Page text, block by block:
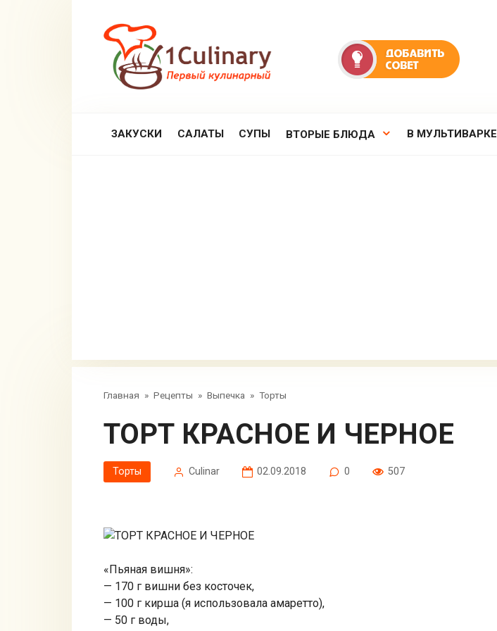
ЗАКУСКИ САЛАТЫ СУПЫ ВТОРЫЕ БЛЮДА В МУЛЬТИВАРКЕ
Главная » Рецепты » Выпечка » Торты
ТОРТ КРАСНОЕ И ЧЕРНОЕ
Торты Сulinar 02.09.2018 0 507
«Пьяная вишня»:
— 170 г вишни без косточек,
— 100 г кирша (я использовала амаретто),
— 50 г воды,